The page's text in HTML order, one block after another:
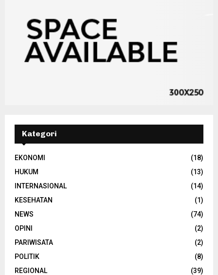
Kategori
EKONOMI
(18)
HUKUM
(13)
INTERNASIONAL
(14)
KESEHATAN
(1)
NEWS
(74)
OPINI
(2)
PARIWISATA
(2)
POLITIK
(8)
REGIONAL
(39)